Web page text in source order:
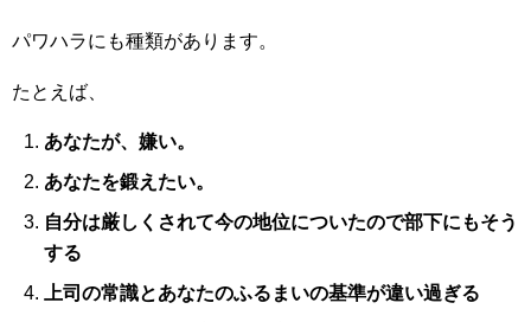
パワハラにも種類があります。
たとえば、
あなたが、嫌い。
あなたを鍛えたい。
自分は厳しくされて今の地位についたので部下にもそう
する
上司の常識とあなたのふるまいの基準が違い過ぎる